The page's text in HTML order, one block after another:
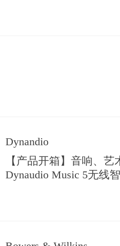
Dynandio
【产品开箱】音响、
Dynaudio Music 5无线